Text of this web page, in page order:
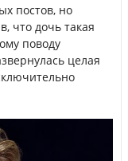
постов, но
что дочь такая
поводу
целая